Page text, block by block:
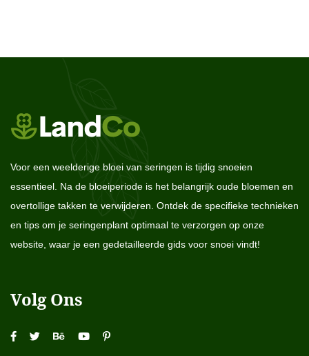
Voor een weelderige bloei van seringen is tijdig snoeien
essentieel. Na de bloeiperiode is het belangrijk oude bloemen en
overtollige takken te verwijderen. Ontdek de specifieke technieken
en tips om je seringenplant optimaal te verzorgen op onze
website, waar je een gedetailleerde gids voor snoei vindt!
Volg Ons